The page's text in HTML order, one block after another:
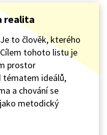
realita
to člověk, kterého
tohoto listu je
prostor
tématem ideálů,
a chování se
metodický